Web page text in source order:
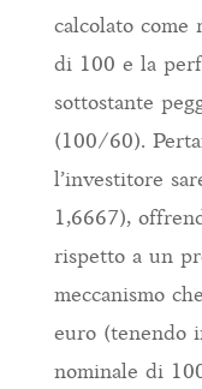
calcolato
di 100 e la
sottostante
(100/60).
l’investitore
1,6667),
rispetto a un
meccanismo
euro (tenendo
nominale di